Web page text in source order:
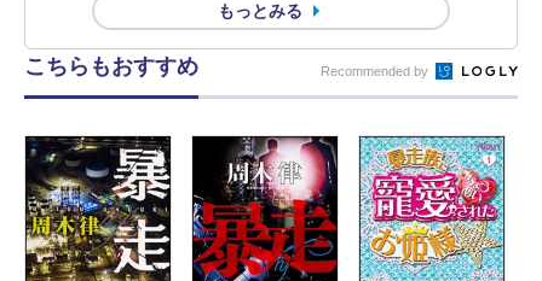
もっとみる
こちらもおすすめ Recommended by